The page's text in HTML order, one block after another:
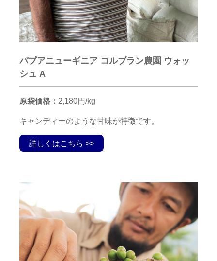
パプアニューギニア コルブラン農園 ウォッ
シュ A
原袋価格： 2,180円/kg
キャンディーのような甘味が特徴です。
詳しくはこちら >>